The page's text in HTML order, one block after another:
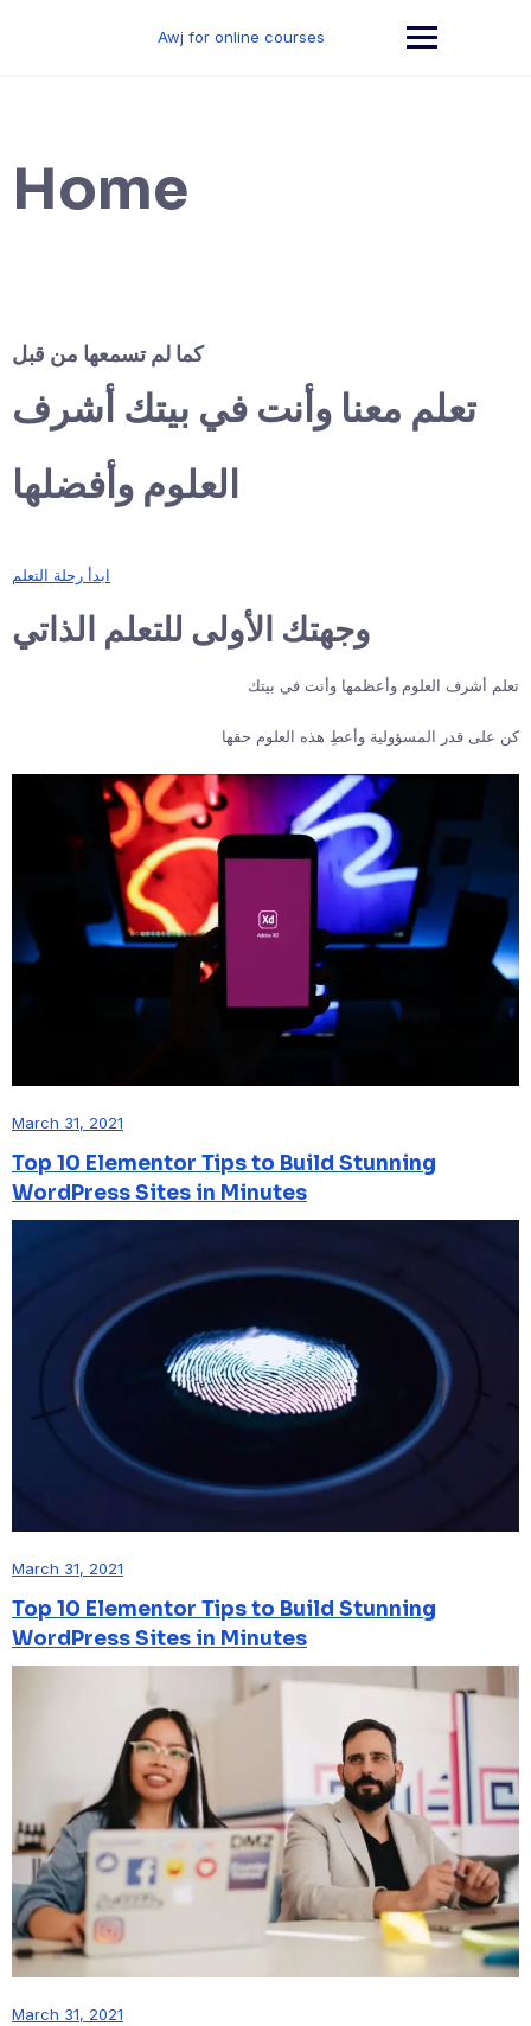
Awj for online courses
Home
كما لم تسمعها من قبل
تعلم معنا وأنت في بيتك أشرف
العلوم وأفضلها
ابدأ رحلة التعلم
وجهتك الأولى للتعلم الذاتي
تعلم أشرف العلوم وأعظمها وأنت في بيتك
كن على قدر المسؤولية وأعطِ هذه العلوم حقها
March 31, 2021
Top 10 Elementor Tips to Build Stunning
WordPress Sites in Minutes
March 31, 2021
Top 10 Elementor Tips to Build Stunning
WordPress Sites in Minutes
March 31, 2021